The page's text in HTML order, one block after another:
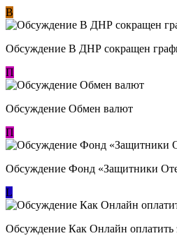
В
Обсуждение В ДНР сокращен
П
Обсуждение Обмен валют
П
Обсуждение Фонд «Защитники
L
Обсуждение ​Как Онлайн оплатить